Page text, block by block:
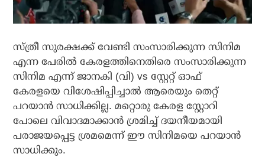
സ്ത്രീ സുരക്ഷക്ക് വേണ്ടി സംസാരിക്കുന്ന സിനിമ
എന്ന പേരില്‍ കേരളത്തിനെതിരെ സംസാരിക്കുന്ന
സിനിമ എന്ന് ജാനകി (വി) vs സ്റ്റേറ്റ് ഓഫ്
കേരളയെ വിശേഷിപ്പിച്ചാല്‍ ആരെയും തെറ്റ്
പറയാന്‍ സാധിക്കില്ല. മറ്റൊരു കേരള സ്റ്റോറി
പോലെ വിവാദമാക്കാന്‍ ശ്രമിച്ച് ദയനീയമായി
പരാജയപ്പെട്ട ശ്രമമെന്ന് ഈ സിനിമയെ പറയാന്‍
സാധിക്കും.